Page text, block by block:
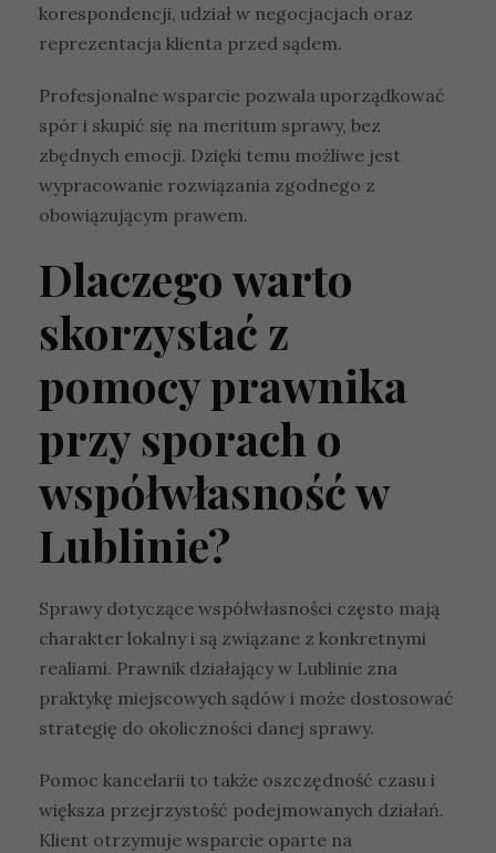
korespondencji, udział w negocjacjach oraz
reprezentacja klienta przed sądem.
Profesjonalne wsparcie pozwala uporządkować
spór i skupić się na meritum sprawy, bez
zbędnych emocji. Dzięki temu możliwe jest
wypracowanie rozwiązania zgodnego z
obowiązującym prawem.
Dlaczego warto
skorzystać z
pomocy prawnika
przy sporach o
współwłasność w
Lublinie?
Sprawy dotyczące współwłasności często mają
charakter lokalny i są związane z konkretnymi
realiami. Prawnik działający w Lublinie zna
praktykę miejscowych sądów i może dostosować
strategię do okoliczności danej sprawy.
Pomoc kancelarii to także oszczędność czasu i
większa przejrzystość podejmowanych działań.
Klient otrzymuje wsparcie oparte na